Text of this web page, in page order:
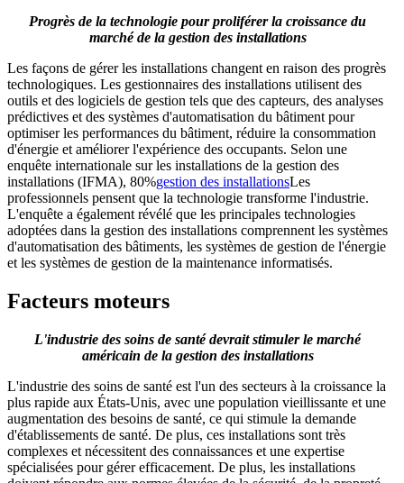
Progrès de la technologie pour proliférer la croissance du
marché de la gestion des installations
Les façons de gérer les installations changent en raison des progrès
technologiques. Les gestionnaires des installations utilisent des
outils et des logiciels de gestion tels que des capteurs, des analyses
prédictives et des systèmes d'automatisation du bâtiment pour
optimiser les performances du bâtiment, réduire la consommation
d'énergie et améliorer l'expérience des occupants. Selon une
enquête internationale sur les installations de la gestion des
installations (IFMA), 80%gestion des installationsLes
professionnels pensent que la technologie transforme l'industrie.
L'enquête a également révélé que les principales technologies
adoptées dans la gestion des installations comprennent les systèmes
d'automatisation des bâtiments, les systèmes de gestion de l'énergie
et les systèmes de gestion de la maintenance informatisés.
Facteurs moteurs
L'industrie des soins de santé devrait stimuler le marché
américain de la gestion des installations
L'industrie des soins de santé est l'un des secteurs à la croissance la
plus rapide aux États-Unis, avec une population vieillissante et une
augmentation des besoins de santé, ce qui stimule la demande
d'établissements de santé. De plus, ces installations sont très
complexes et nécessitent des connaissances et une expertise
spécialisées pour gérer efficacement. De plus, les installations